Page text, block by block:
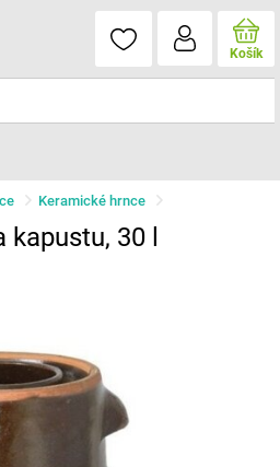
Košík
Keramické hrnce
30 l